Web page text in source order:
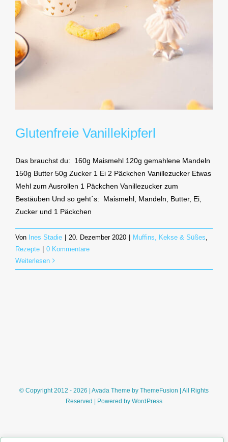
Glutenfreie Vanillekipferl
Das brauchst du: 160g Maismehl 120g gemahlene Mandeln
150g Butter 50g Zucker 1 Ei 2 Päckchen Vanillezucker Etwas
Mehl zum Ausrollen 1 Päckchen Vanillezucker zum
Bestäuben Und so geht´s: Maismehl, Mandeln, Butter, Ei,
Zucker und 1 Päckchen
Von Ines Stadie | 20. Dezember 2020 | Muffins, Kekse & Süßes
Rezepte | 0 Kommentare
Weiterlesen
© Copyright 2012 - 2026 | Avada Theme by ThemeFusion | All Rights
Reserved | Powered by WordPress